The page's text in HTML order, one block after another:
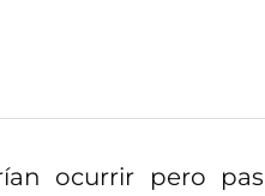
ocurrir pero